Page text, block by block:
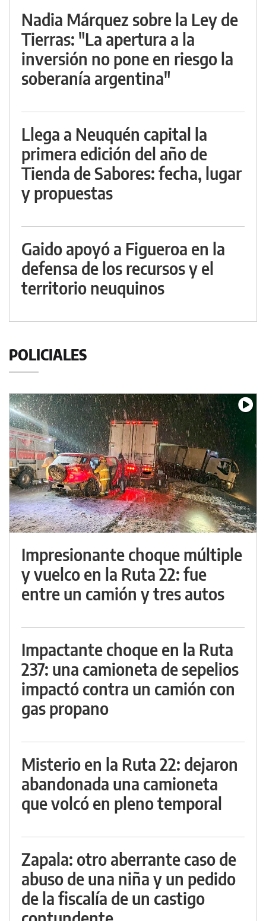
Nadia Márquez sobre la Ley de
Tierras: "La apertura a la
inversión no pone en riesgo la
soberanía argentina"
Llega a Neuquén capital la
primera edición del año de
Tienda de Sabores: fecha, lugar
y propuestas
Gaido apoyó a Figueroa en la
defensa de los recursos y el
territorio neuquinos
POLICIALES
Impresionante choque múltiple
y vuelco en la Ruta 22: fue
entre un camión y tres autos
Impactante choque en la Ruta
237: una camioneta de sepelios
impactó contra un camión con
gas propano
Misterio en la Ruta 22: dejaron
abandonada una camioneta
que volcó en pleno temporal
Zapala: otro aberrante caso de
abuso de una niña y un pedido
de la fiscalía de un castigo